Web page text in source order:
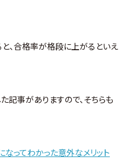
、合格率が格段に上がるといえ
記事がありますので、そちらも
なってわかった意外なメリット